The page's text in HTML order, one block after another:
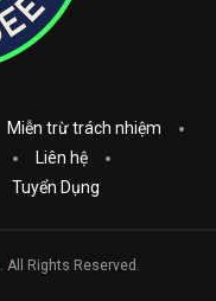
Miễn trừ trách nhiệm
Liên hệ
Tuyển Dụng
. All Rights Reserved.